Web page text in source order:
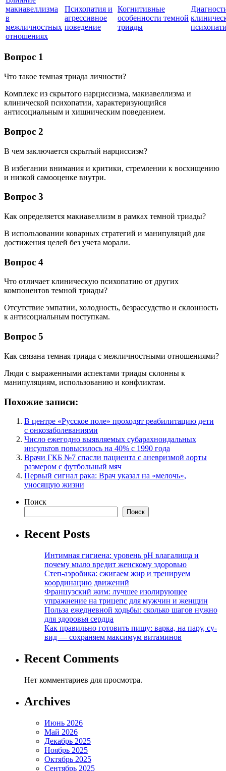
макиавеллизма
в
межличностных
отношениях
Психопатия и
агрессивное
поведение
Когнитивные
особенности темной
триады
Вопрос 1
Что такое темная триада личности?
Комплекс из скрытого нарциссизма, макиавеллизма и
клинической психопатии, характеризующийся
антисоциальным и хищническим поведением.
Вопрос 2
В чем заключается скрытый нарциссизм?
В избегании внимания и критики, стремлении к восхищению
и низкой самооценке внутри.
Вопрос 3
Как определяется макиавеллизм в рамках темной триады?
В использовании коварных стратегий и манипуляций для
достижения целей без учета морали.
Вопрос 4
Что отличает клиническую психопатию от других
компонентов темной триады?
Отсутствие эмпатии, холодность, безрассудство и склонность
к антисоциальным поступкам.
Вопрос 5
Как связана темная триада с межличностными отношениями?
Люди с выраженными аспектами триады склонны к
манипуляциям, использованию и конфликтам.
Похожие записи:
В центре «Русское поле» проходят реабилитацию дети
с онкозаболеваниями
Число ежегодно выявляемых субарахноидальных
инсультов повысилось на 40% с 1990 года
Врачи ГКБ №7 спасли пациента с аневризмой аорты
размером с футбольный мяч
Первый сигнал рака: Врач указал на «мелочь»,
уносящую жизни
Поиск
Поиск
Recent Posts
Интимная гигиена: уровень pH влагалища и
почему мыло вредит женскому здоровью
Степ-аэробика: сжигаем жир и тренируем
координацию движений
Французский жим: лучшее изолирующее
упражнение на трицепс для мужчин и женщин
Польза ежедневной ходьбы: сколько шагов нужно
для здоровья сердца
Как правильно готовить пищу: варка, на пару, су-
вид — сохраняем максимум витаминов
Recent Comments
Нет комментариев для просмотра.
Archives
Июнь 2026
Май 2026
Декабрь 2025
Ноябрь 2025
Октябрь 2025
Сентябрь 2025